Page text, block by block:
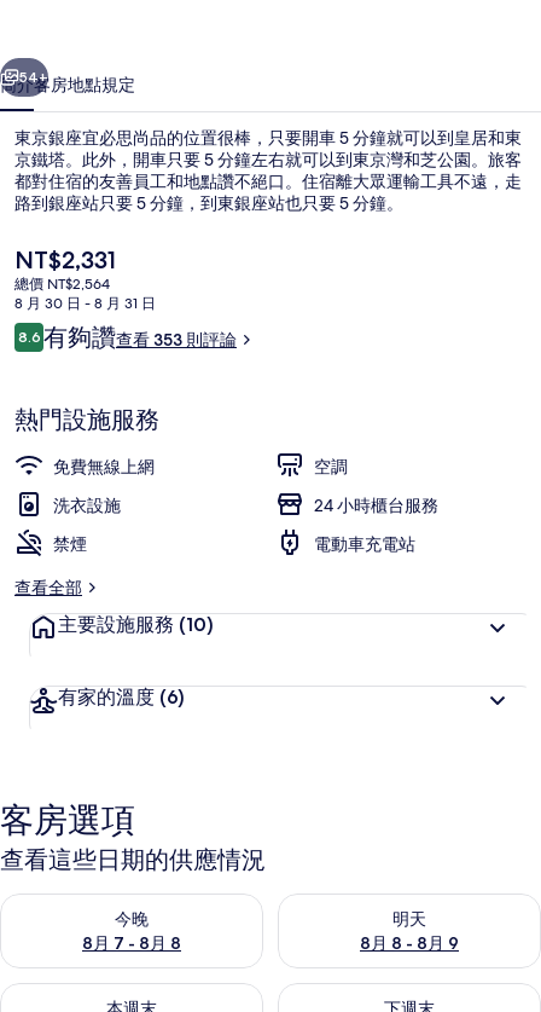
尚
品
的
相
集
個 下一個
54+
簡介客房地點規定
東京銀座宜必思尚品的位置很棒，只要開車 5 分鐘就可以到皇居和東
京鐵塔。此外，開車只要 5 分鐘左右就可以到東京灣和芝公園。旅客
都對住宿的友善員工和地點讚不絕口。住宿離大眾運輸工具不遠，走
路到銀座站只要 5 分鐘，到東銀座站也只要 5 分鐘。
目
前
的
價
格
NT$2,331
總價 NT$2,564
8 月 30 日 - 8 月 31 日
評
論
8.68.6 分，滿分 10 分，
有夠讚查看 353 則評論
熱門設施服務
免費無線上網
空調
洗衣設施
24 小時櫃台服務
禁煙
電動車充電站
查看全部
主要設施服務 (10)
有家的溫度 (6)
客房選項
查看這些日期的供應情況
今晚
8月 7 - 8月 8
查看今晚 (8月 7 - 8月 8) 的供應情況
明天
8月 8 - 8月 9
查看明天 (8月 8 - 8月 9) 的供
查看本週末 (8月 7 - 8月 9) 的供應情況查看下週末 (8月 14 - 8月 16)